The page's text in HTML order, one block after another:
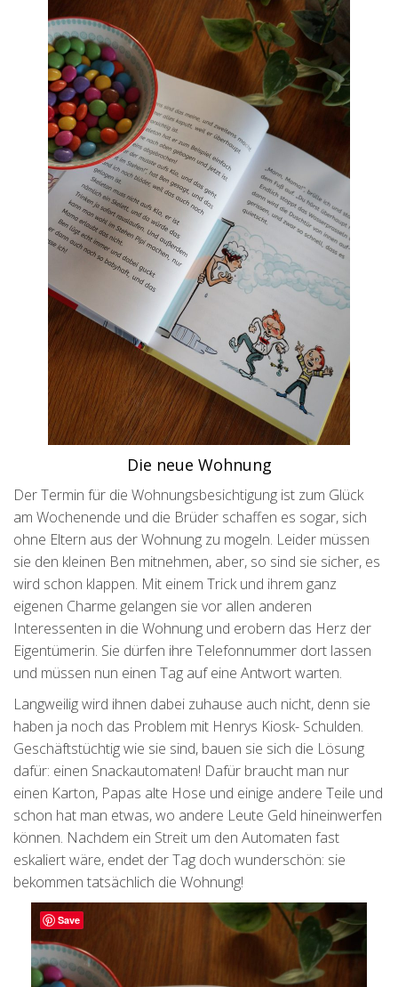
Die neue Wohnung
Der Termin für die Wohnungsbesichtigung ist zum Glück
am Wochenende und die Brüder schaffen es sogar, sich
ohne Eltern aus der Wohnung zu mogeln. Leider müssen
sie den kleinen Ben mitnehmen, aber, so sind sie sicher, es
wird schon klappen. Mit einem Trick und ihrem ganz
eigenen Charme gelangen sie vor allen anderen
Interessenten in die Wohnung und erobern das Herz der
Eigentümerin. Sie dürfen ihre Telefonnummer dort lassen
und müssen nun einen Tag auf eine Antwort warten.
Langweilig wird ihnen dabei zuhause auch nicht, denn sie
haben ja noch das Problem mit Henrys Kiosk- Schulden.
Geschäftstüchtig wie sie sind, bauen sie sich die Lösung
dafür: einen Snackautomaten! Dafür braucht man nur
einen Karton, Papas alte Hose und einige andere Teile und
schon hat man etwas, wo andere Leute Geld hineinwerfen
können. Nachdem ein Streit um den Automaten fast
eskaliert wäre, endet der Tag doch wunderschön: sie
bekommen tatsächlich die Wohnung!
Save